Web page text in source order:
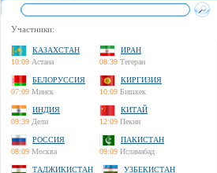
Участники:
КАЗАХСТАН
10:09 Астана
ИРАН
08:39 Тегеран
БЕЛОРУССИЯ
07:09 Минск
КИРГИЗИЯ
10:09 Бишкек
ИНДИЯ
09:39 Дели
КИТАЙ
12:09 Пекин
РОССИЯ
08:09 Москва
ПАКИСТАН
09:09 Исламабад
ТАДЖИКИСТАН
УЗБЕКИСТАН